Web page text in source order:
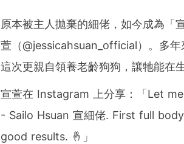
原本被主人拋棄的細佬，如今成為
萱（@jessicahsuan_official）。多
這次更親自領養老齡狗狗，讓牠能在
宣萱在 Instagram 上分享：「Let
- Sailo Hsuan 宣細佬. First full
good results. 🤞」